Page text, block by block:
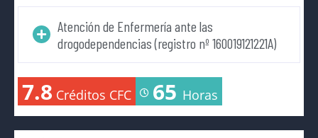
Atención de Enfermería ante las
drogodependencias (registro nº 160019121221A)
7.8 Créditos CFC 65 Horas